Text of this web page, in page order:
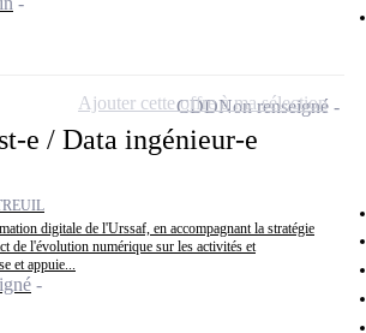
e / Data ingénieur-e
digitale de l'Urssaf, en accompagnant la stratégie
de l'évolution numérique sur les activités et
et appuie...
CDDNon renseigné
Ajouter cette offre à ma sélection